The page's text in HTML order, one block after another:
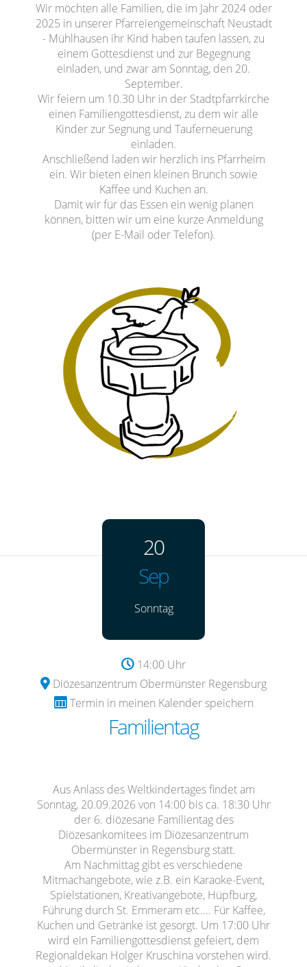
Wir möchten alle Familien, die im Jahr 2024 oder
2025 in unserer Pfarreiengemeinschaft Neustadt
- Mühlhausen ihr Kind haben taufen lassen, zu
einem Gottesdienst und zur Begegnung
einladen, und zwar am Sonntag, den 20.
September.
Wir feiern um 10.30 Uhr in der Stadtpfarrkirche
einen Familiengottesdienst, zu dem wir alle
Kinder zur Segnung und Tauferneuerung
einladen.
Anschließend laden wir herzlich ins Pfarrheim
ein. Wir bieten einen kleinen Brunch sowie
Kaffee und Kuchen an.
Damit wir für das Essen ein wenig planen
können, bitten wir um eine kurze Anmeldung
(per E-Mail oder Telefon).
20
Sep
Sonntag
14:00 Uhr
Diözesanzentrum Obermünster Regensburg
Termin in meinen Kalender speichern
Familientag
Aus Anlass des Weltkindertages findet am
Sonntag, 20.09.2026 von 14:00 bis ca. 18:30 Uhr
der 6. diözesane Familientag des
Diözesankomitees im Diözesanzentrum
Obermünster in Regensburg statt.
Am Nachmittag gibt es verschiedene
Mitmachangebote, wie z.B. ein Karaoke-Event,
Spielstationen, Kreativangebote, Hüpfburg,
Führung durch St. Emmeram etc.... Für Kaffee,
Kuchen und Getränke ist gesorgt. Um 17:00 Uhr
wird ein Familiengottesdienst gefeiert, dem
Regionaldekan Holger Kruschina vorstehen wird.